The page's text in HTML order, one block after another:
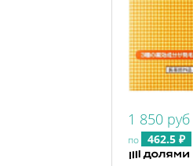
1 850 руб
по 462.5 ₽